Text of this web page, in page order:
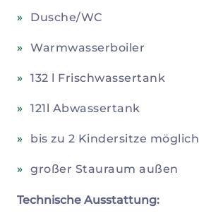
Dusche/WC
Warmwasserboiler
132 l Frischwassertank
121l Abwassertank
bis zu 2 Kindersitze möglich
großer Stauraum außen
Technische Ausstattung: